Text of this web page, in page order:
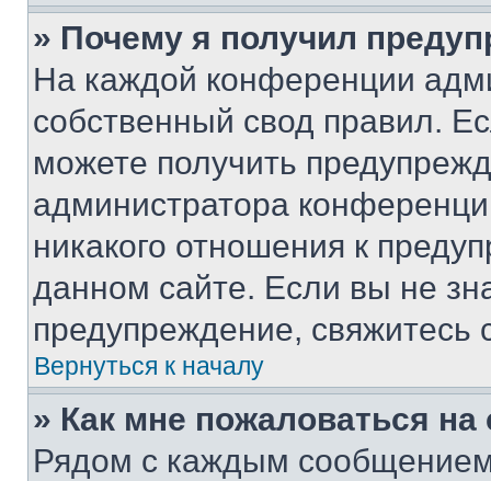
» Почему я получил
На каждой конференции
собственный свод правил.
можете получить
администратора
никакого отношения к
данном сайте. Если вы не
предупреждение,
Вернуться к началу
» Как мне пожаловаться
Рядом с каждым сообщением